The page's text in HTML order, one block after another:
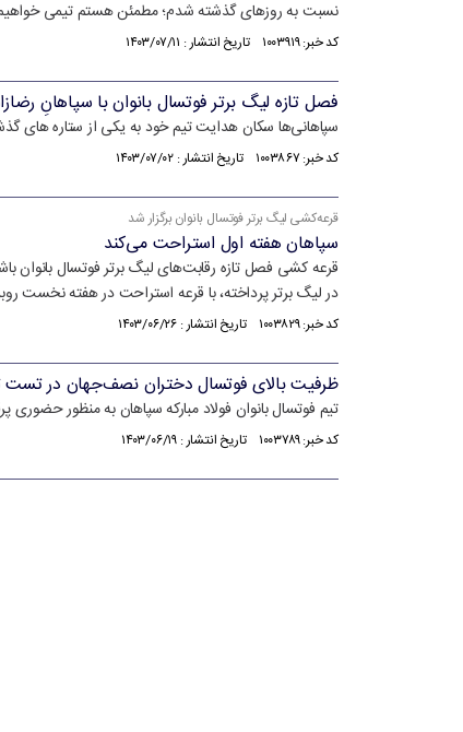
نسبت به روز‌های گذشته شدم؛ مطمئن هستم تیمی
کد خبر: ۱۰۰۳۹۱۹ تاریخ انتشار : ۱۴۰۳/۰۷/۱۱
فصل تازه لیگ برتر فوتسال بانوان با سپاهانِ
سپاهانی‌ها سکان هدایت تیم خود به یکی از ستاره های
کد خبر: ۱۰۰۳۸۶۷ تاریخ انتشار : ۱۴۰۳/۰۷/۰۲
قرعه‌کشی لیگ برتر فوتسال بانوان برگزار شد
سپاهان هفته اول استراحت می‌کند
قرعه کشی فصل تازه رقابت‌های لیگ برتر فوتسال بانوان
در لیگ برتر پرداخته، با قرعه استراحت در هفته نخست
کد خبر: ۱۰۰۳۸۲۹ تاریخ انتشار : ۱۴۰۳/۰۶/۲۶
ظرفیت بالای فوتسال دختران نصف‌جهان در تست
تیم فوتسال بانوان فولاد مبارکه سپاهان به منظور
کد خبر: ۱۰۰۳۷۸۹ تاریخ انتشار : ۱۴۰۳/۰۶/۱۹